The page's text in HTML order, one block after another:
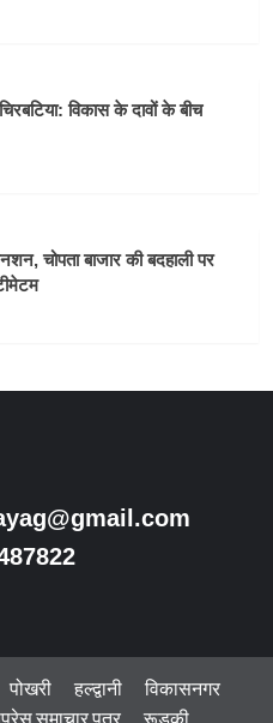
विकास के दावों के बीच
चोपता बाजार की बदहाली पर
पोखरी हल्द्वानी
विकासनगर
समाचार पत्र रूडकी